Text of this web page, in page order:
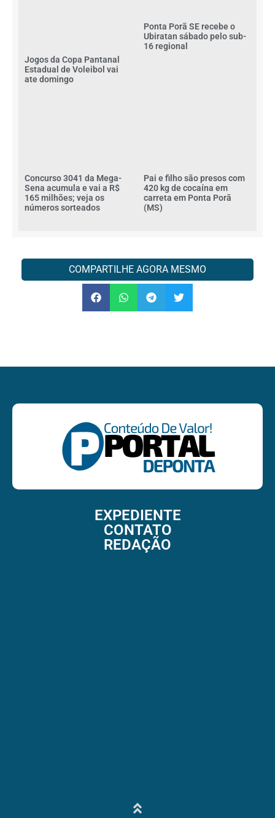
Jogos da Copa Pantanal
Estadual de Voleibol vai
ate domingo
Ponta Porã SE recebe o
Ubiratan sábado pelo sub-
16 regional
Concurso 3041 da Mega-
Sena acumula e vai a R$
165 milhões; veja os
números sorteados
Pai e filho são presos com
420 kg de cocaína em
carreta em Ponta Porã
(MS)
COMPARTILHE AGORA MESMO
EXPEDIENTE
CONTATO
REDAÇÃO